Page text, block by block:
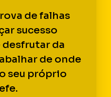
de falhas
sucesso
da
de onde
seu próprio